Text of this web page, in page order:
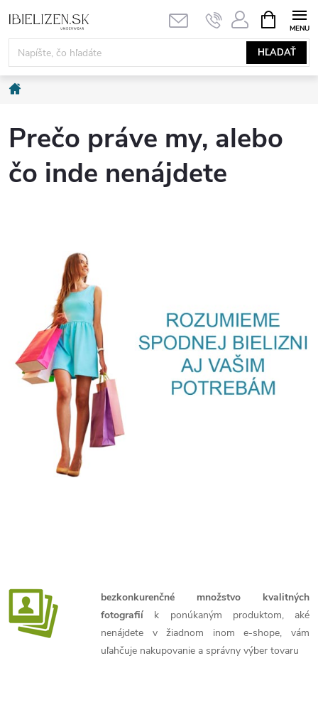
na
obsah
HĽADAŤ
KOŠÍK
Domov
Prečo práve my, alebo
čo inde nenájdete
bezkonkurenčné množstvo kvalitných
fotografií k ponúkaným produktom, aké
nenájdete v žiadnom inom e-shope, vám
uľahčuje nakupovanie a správny výber tovaru